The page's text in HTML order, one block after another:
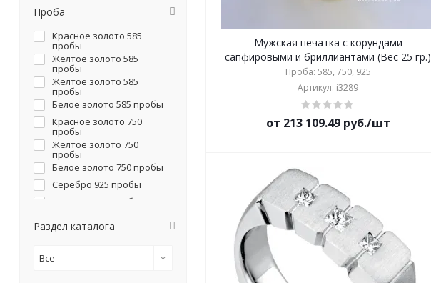
Мужская печатка с корундами
сапфировыми и бриллиантами (Вес 25 гр.)
Проба: 585, 750, 925
Артикул: i3289
от 213 109.49 руб./шт
Проба
Красное золото 585
пробы
Жёлтое золото 585
пробы
Желтое золото 585
пробы
Белое золото 585 пробы
Красное золото 750
пробы
Жёлтое золото 750
пробы
Белое золото 750 пробы
Серебро 925 пробы
Платина 950 пробы
Раздел каталога
Все